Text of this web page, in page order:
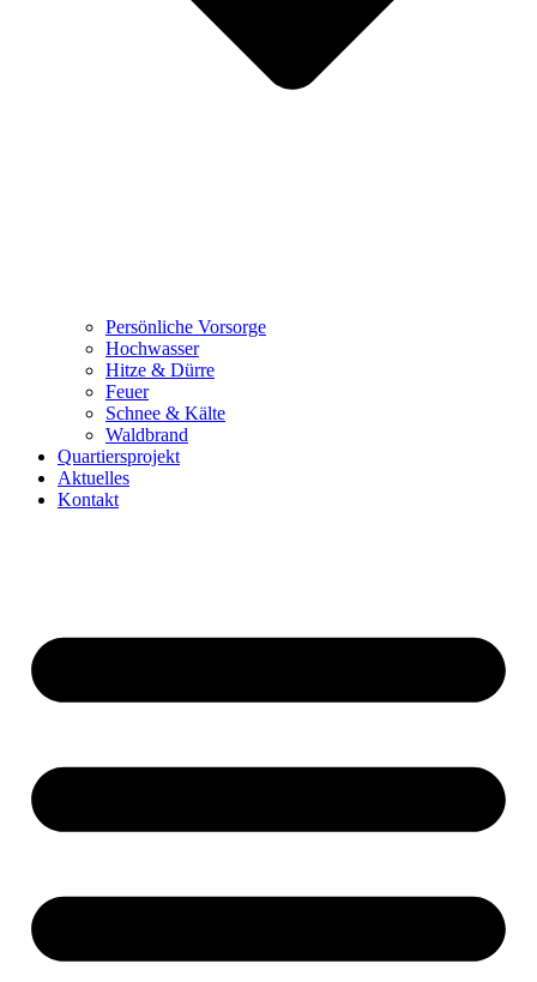
Persönliche Vorsorge
Hochwasser
Hitze & Dürre
Feuer
Schnee & Kälte
Waldbrand
Quartiersprojekt
Aktuelles
Kontakt